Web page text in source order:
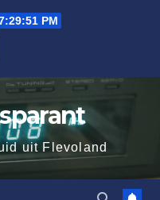
PM
uit Flevoland